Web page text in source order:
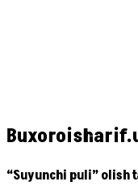
“Suyunchi puli” olish